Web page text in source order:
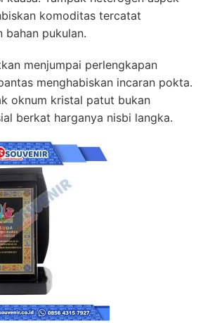
komoditas tercatat
bahan pukulan.
menjumpai perlengkapan
menghabiskan incaran pokta.
oknum kristal patut bukan
berkat harganya nisbi langka.